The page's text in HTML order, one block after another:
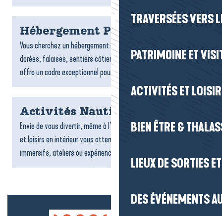
TRAVERSÉES VERS
PATRIMOINE ET
ACTIVITÉS ET
BIEN ÊTRE &
LIEUX DE SORTIES
DES ÉVÉNEMENTS
Hébergement Pénestin
Vous cherchez un hébergement à Pénestin ? Entre plages
dorées, falaises, sentiers côtiers et estuaire, la commune
offre un cadre exceptionnel pour un séjour tourné vers la...
Activités Nautiques
Envie de vous divertir, même à l’abri ? De nombreuses activités
et loisirs en intérieur vous attendent : jeux, sports, espaces
immersifs, ateliers ou expériences ludiques....